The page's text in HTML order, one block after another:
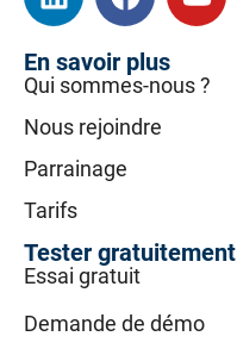
En savoir plus
Qui sommes-nous ?
Nous rejoindre
Parrainage
Tarifs
Tester gratuitement
Essai gratuit
Demande de démo